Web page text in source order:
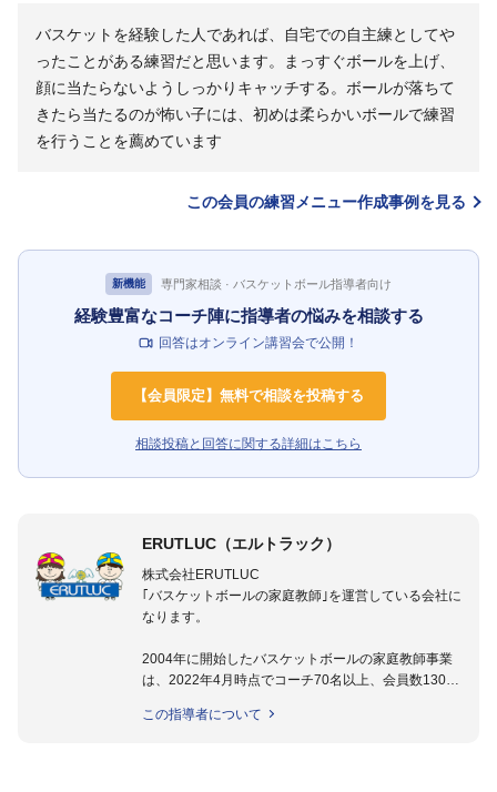
バスケットを経験した人であれば、自宅での自主練としてや
ったことがある練習だと思います。まっすぐボールを上げ、
顔に当たらないようしっかりキャッチする。ボールが落ちて
きたら当たるのが怖い子には、初めは柔らかいボールで練習
を行うことを薦めています
この会員の練習メニュー作成事例を見る
新機能 専門家相談 · バスケットボール指導者向け
経験豊富なコーチ陣に指導者の悩みを相談する
回答はオンライン講習会で公開！
【会員限定】無料で相談を投稿する
相談投稿と回答に関する詳細はこちら
ERUTLUC（エルトラック）
株式会社ERUTLUC
｢バスケットボールの家庭教師｣を運営している会社に
なります。
2004年に開始したバスケットボールの家庭教師事業
は、2022年4月時点でコーチ70名以上、会員数1300
指導実績多数・各地講習会なども担当しており、「は
この指導者について